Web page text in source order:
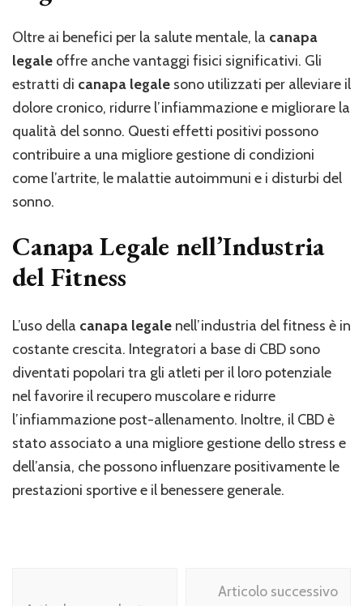
Oltre ai benefici per la salute mentale, la canapa
legale offre anche vantaggi fisici significativi. Gli
estratti di canapa legale sono utilizzati per alleviare il
dolore cronico, ridurre l’infiammazione e migliorare la
qualità del sonno. Questi effetti positivi possono
contribuire a una migliore gestione di condizioni
come l’artrite, le malattie autoimmuni e i disturbi del
sonno.
Canapa Legale nell’Industria
del Fitness
L’uso della canapa legale nell’industria del fitness è in
costante crescita. Integratori a base di CBD sono
diventati popolari tra gli atleti per il loro potenziale
nel favorire il recupero muscolare e ridurre
l’infiammazione post-allenamento. Inoltre, il CBD è
stato associato a una migliore gestione dello stress e
dell’ansia, che possono influenzare positivamente le
prestazioni sportive e il benessere generale.
Articolo successivo